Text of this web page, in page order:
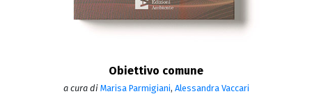
Obiettivo comune
a cura di Marisa Parmigiani, Alessandra Vaccari